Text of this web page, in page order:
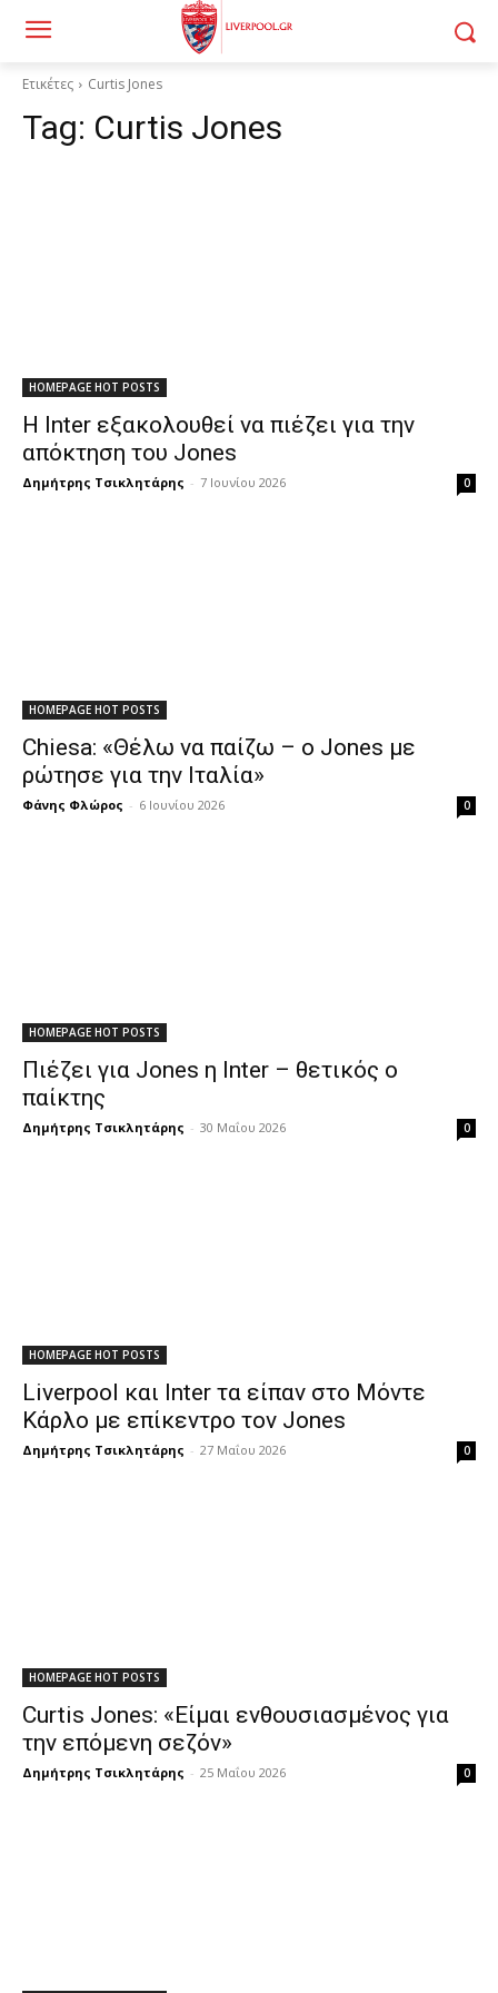
Ετικέτες Curtis Jones
Tag: Curtis Jones
HOMEPAGE HOT POSTS
Η Inter εξακολουθεί να πιέζει για την
απόκτηση του Jones
Δημήτρης Τσικλητάρης - 7 Ιουνίου 2026 0
HOMEPAGE HOT POSTS
Chiesa: «Θέλω να παίζω – ο Jones με
ρώτησε για την Ιταλία»
Φάνης Φλώρος - 6 Ιουνίου 2026 0
HOMEPAGE HOT POSTS
Πιέζει για Jones η Inter – θετικός ο
παίκτης
Δημήτρης Τσικλητάρης - 30 Μαΐου 2026 0
HOMEPAGE HOT POSTS
Liverpool και Inter τα είπαν στο Μόντε
Κάρλο με επίκεντρο τον Jones
Δημήτρης Τσικλητάρης - 27 Μαΐου 2026 0
HOMEPAGE HOT POSTS
Curtis Jones: «Είμαι ενθουσιασμένος για
την επόμενη σεζόν»
Δημήτρης Τσικλητάρης - 25 Μαΐου 2026 0